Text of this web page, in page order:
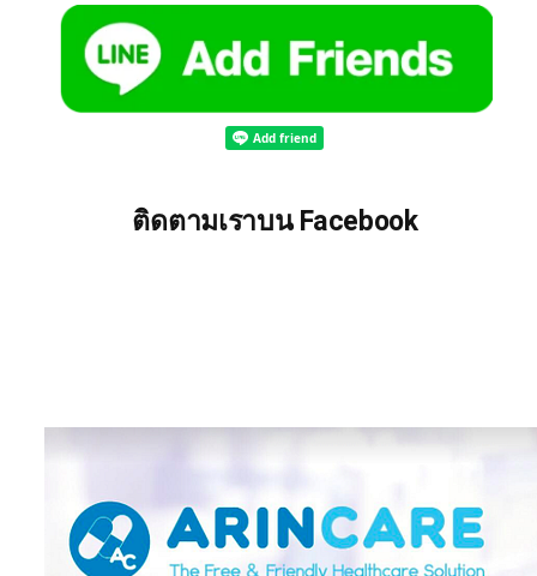
ติดตามเราบน Facebook